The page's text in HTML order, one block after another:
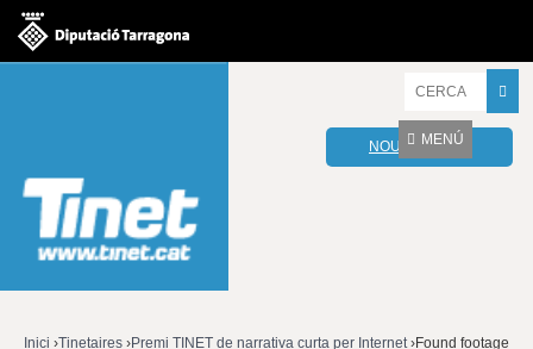
r
o
v
NOU WEBMAIL
MENÚ
Inici ›Tinetaires ›Premi TINET de narrativa curta per Internet›Found footage